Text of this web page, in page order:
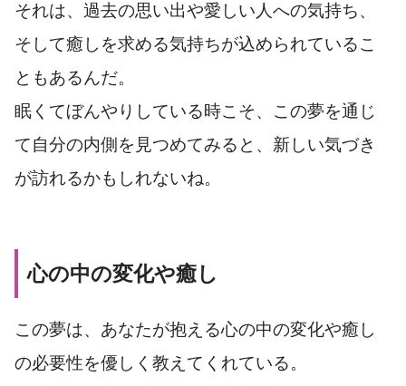
それは、過去の思い出や愛しい人への気持ち、
そして癒しを求める気持ちが込められているこ
ともあるんだ。
眠くてぼんやりしている時こそ、この夢を通じ
て自分の内側を見つめてみると、新しい気づき
が訪れるかもしれないね。
心の中の変化や癒し
この夢は、あなたが抱える心の中の変化や癒し
の必要性を優しく教えてくれている。